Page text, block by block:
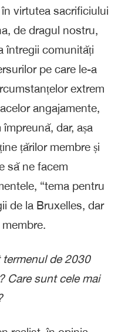
virtutea sacrificiului
de dragul nostru,
întregii comunități
pe care le-a
extrem
angajamente,
dar, așa
țărilor membre și
să ne facem
“tema pentru
de la Bruxelles, dar
de 2030
Care sunt cele mai